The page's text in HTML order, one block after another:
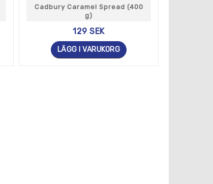
Cadbury Caramel Spread (400
g)
129 SEK
LÄGG I VARUKORG